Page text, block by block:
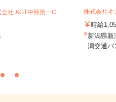
社 AGT中部第一C
株式会社キ
時給
新潟県新
潟交通バ